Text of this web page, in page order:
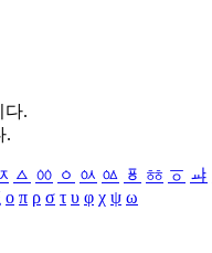
다.
.
ㅿ ㆀ ㆁ ㆂ ㆃ ㆄ ㆅ ㆆ ㆇ
ο π ρ σ τ υ φ χ ψ ω